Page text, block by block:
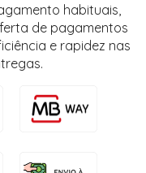
habituais,
de pagamentos
e rapidez nas